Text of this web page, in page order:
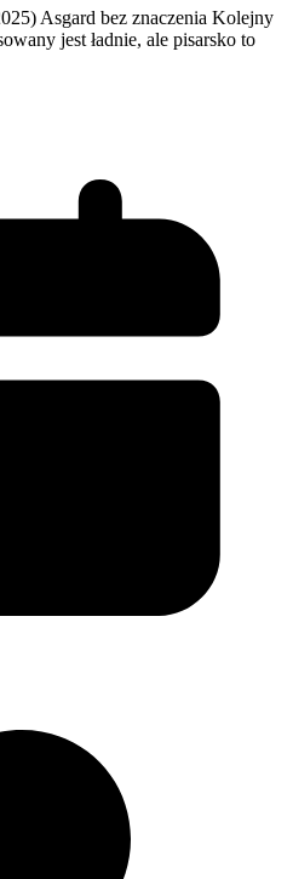
Asgard bez znaczenia Kolejny
jest ładnie, ale pisarsko to